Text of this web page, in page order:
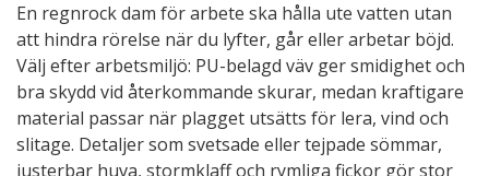
En regnrock dam för arbete ska hålla ute vatten utan
att hindra rörelse när du lyfter, går eller arbetar böjd.
Välj efter arbetsmiljö: PU-belagd väv ger smidighet och
bra skydd vid återkommande skurar, medan kraftigare
material passar när plagget utsätts för lera, vind och
slitage. Detaljer som svetsade eller tejpade sömmar,
justerbar huva, stormklaff och rymliga fickor gör stor